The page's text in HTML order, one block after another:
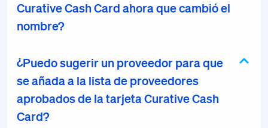
Curative Cash Card ahora que cambió el
nombre?
¿Puedo sugerir un proveedor para que
se añada a la lista de proveedores
aprobados de la tarjeta Curative Cash
Card?